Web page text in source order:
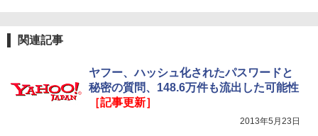
関連記事
ヤフー、ハッシュ化されたパスワードと
秘密の質問、148.6万件も流出した可能性
［記事更新］
2013年5月23日